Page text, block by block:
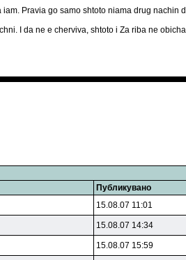
Pravia go samo shtoto niama drug nachin
I da ne e cherviva, shtoto i Za riba ne
Публикувано
15.08.07 11:01
15.08.07 14:34
15.08.07 15:59